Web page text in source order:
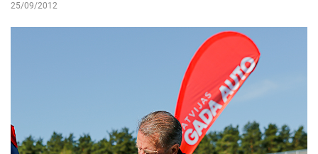
25/09/2012